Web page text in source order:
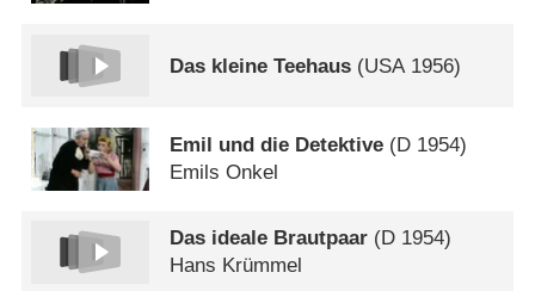
Das kleine Teehaus (USA 1956)
Emil und die Detektive (D 1954)
Emils Onkel
Das ideale Brautpaar (D 1954)
Hans Krümmel